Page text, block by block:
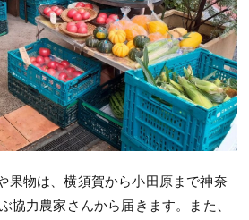
果物は、横須賀から小田原まで神奈
協力農家さんから届きます。また、